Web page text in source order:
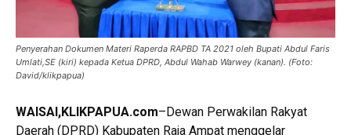
Penyerahan Dokumen Materi Raperda RAPBD TA 2021 oleh Bupati Abdul Faris
Umlati,SE (kiri) kepada Ketua DPRD, Abdul Wahab Warwey (kanan). (Foto:
David/klikpapua)
WAISAI,KLIKPAPUA.com–Dewan Perwakilan Rakyat
Daerah (DPRD) Kabupaten Raja Ampat menggelar